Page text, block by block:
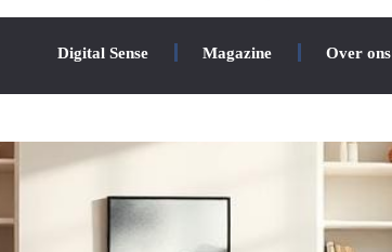
Digital Sense Magazine Over ons